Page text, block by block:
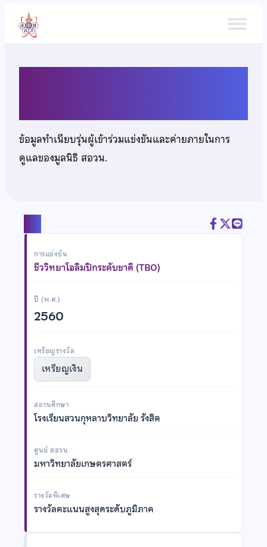
เนื้อหา
ข้อมูลทำเนียบรุ่นผู้เข้าร่วมแข่งขันและค่ายภายในการ
ดูแลของมูลนิธิ สอวน.
การแข่งขัน
ชีววิทยาโอลิมปิกระดับชาติ (TBO)
ปี (พ.ศ.)
2560
เหรียญรางวัล
เหรียญเงิน
สถานศึกษา
โรงเรียนสวนกุหลาบวิทยาลัย รังสิต
ศูนย์ สอวน.
มหาวิทยาลัยเกษตรศาสตร์
รางวัลพิเศษ
รางวัลคะแนนสูงสุดระดับภูมิภาค